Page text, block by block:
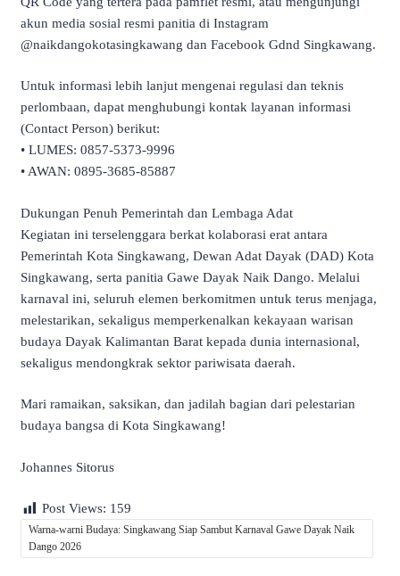
akun media sosial resmi panitia di Instagram
@naikdangokotasingkawang dan Facebook Gdnd Singkawang.
Untuk informasi lebih lanjut mengenai regulasi dan teknis
perlombaan, dapat menghubungi kontak layanan informasi
(Contact Person) berikut:
• LUMES: 0857-5373-9996
• AWAN: 0895-3685-85887
Dukungan Penuh Pemerintah dan Lembaga Adat
Kegiatan ini terselenggara berkat kolaborasi erat antara
Pemerintah Kota Singkawang, Dewan Adat Dayak (DAD) Kota
Singkawang, serta panitia Gawe Dayak Naik Dango. Melalui
karnaval ini, seluruh elemen berkomitmen untuk terus menjaga,
melestarikan, sekaligus memperkenalkan kekayaan warisan
budaya Dayak Kalimantan Barat kepada dunia internasional,
sekaligus mendongkrak sektor pariwisata daerah.
Mari ramaikan, saksikan, dan jadilah bagian dari pelestarian
budaya bangsa di Kota Singkawang!
Johannes Sitorus
Post Views: 159
Warna-warni Budaya: Singkawang Siap Sambut Karnaval Gawe Dayak Naik
Dango 2026